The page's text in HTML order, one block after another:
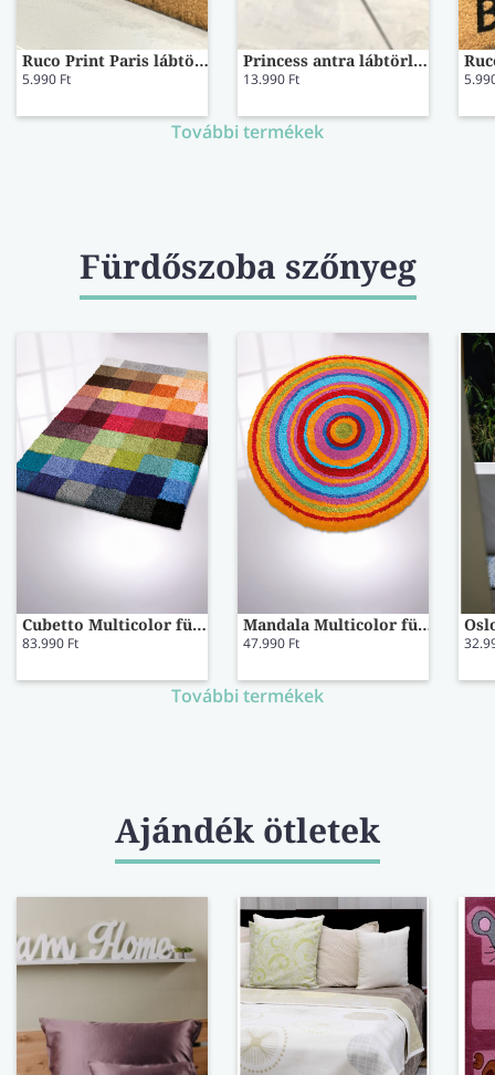
Ruco Print Paris lábtörlő
5.990 Ft
Princess antra lábtörlő 60x80
13.990 Ft
További termékek
Fürdőszoba szőnyeg
Cubetto Multicolor fürdőszoba szőnyeg
83.990 Ft
Mandala Multicolor fürdőszoba szőnyeg
47.990 Ft
További termékek
Ajándék ötletek